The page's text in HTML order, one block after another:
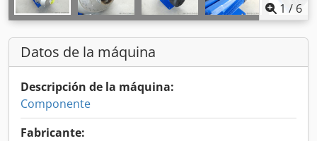
1 /6
Datos de la máquina
Descripción de la máquina:
Componente
Fabricante: